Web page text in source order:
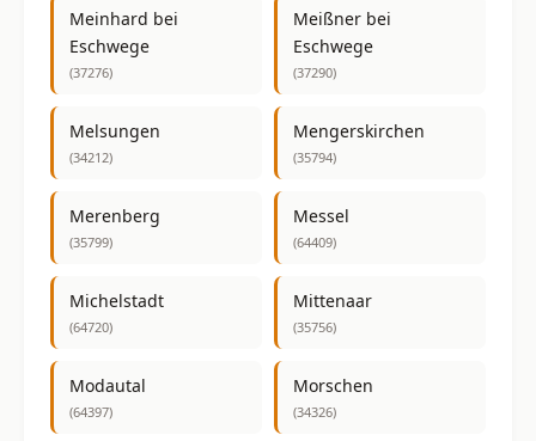
Meinhard bei
Eschwege
(37276)
Meißner bei
Eschwege
(37290)
Melsungen
(34212)
Mengerskirchen
(35794)
Merenberg
(35799)
Messel
(64409)
Michelstadt
(64720)
Mittenaar
(35756)
Modautal
(64397)
Morschen
(34326)